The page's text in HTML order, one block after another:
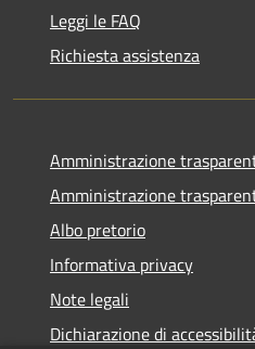
Leggi le FAQ
Richiesta assistenza
Amministrazione
Amministrazione
Albo pretorio
Informativa privacy
Note legali
Dichiarazione di